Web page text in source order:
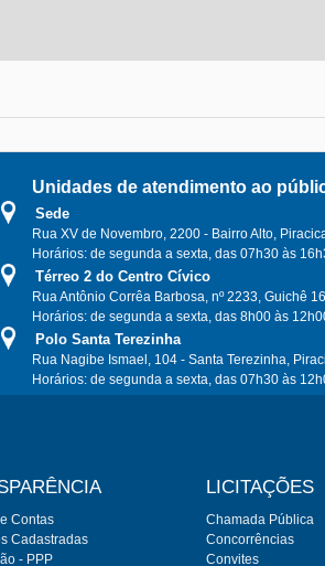
Unidades de atendimento ao
Sede
Rua XV de Novembro, 2200 - Bairro Alto,
Horários: de segunda a sexta, das 07h30 às
Térreo 2 do Centro Cívico
Rua Antônio Corrêa Barbosa, nº 2233, Guichê
Horários: de segunda a sexta, das 8h00 às
Polo Santa Terezinha
Rua Nagibe Ismael, 104 - Santa Terezinha,
Horários: de segunda a sexta, das 07h30 às
LICITAÇÕES
Chamada Pública
Concorrências
Convites
Contas
Cadastradas
- PPP